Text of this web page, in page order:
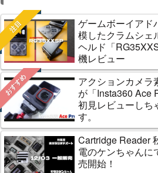
注目
ゲームボーイアド
模したクラムシェ
ヘルド「
機レビュー
おすすめ
アクションカメラ
が「Insta360 Ace
初見レビューしち
す。
Cartridge Reader
電のケンちゃんに
売開始！